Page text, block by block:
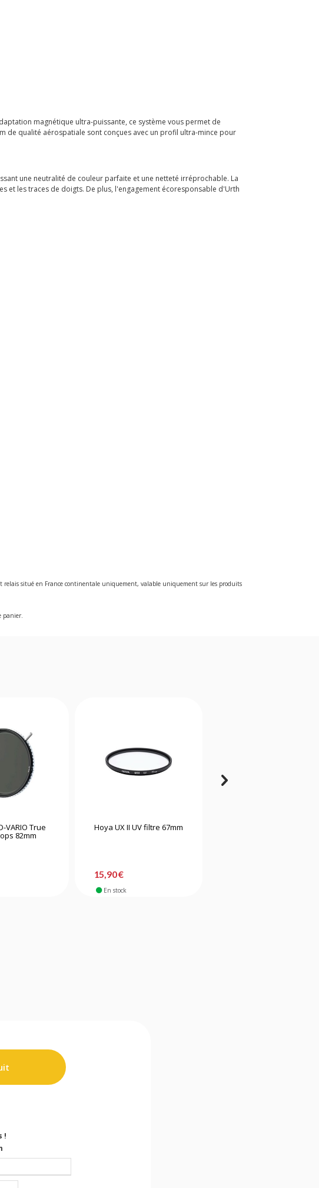
magnétique ultra-puissante, ce système vous permet de
de qualité aérospatiale sont conçues avec un profil ultra-mince pour
une neutralité de couleur parfaite et une netteté irréprochable. La
et les traces de doigts. De plus, l'engagement écoresponsable d'Urth
situé en France continentale uniquement, valable uniquement sur les produits
panier.
VARIO True
82mm
Hoya UX II UV filtre 67mm
15,90 €
En stock
!